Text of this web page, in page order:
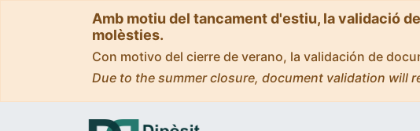
Amb motiu del tancament d'estiu, la validació
molèsties.
Con motivo del cierre de verano, la validación de
Due to the summer closure, document validation will